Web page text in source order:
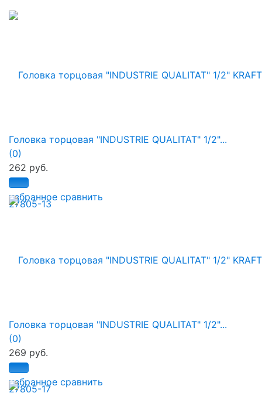
избранное сравнить
Головка торцовая "INDUSTRIE QUALITAT" 1/2"...
(0)
262 руб.
избранное сравнить
Головка торцовая "INDUSTRIE QUALITAT" 1/2"...
(0)
269 руб.